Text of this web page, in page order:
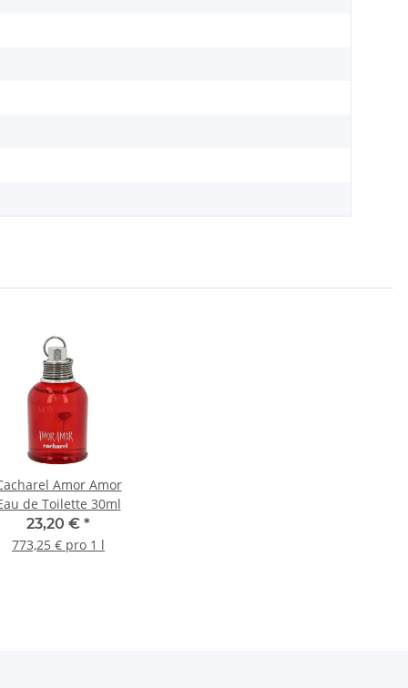
Amor Amor
de Toilette 30ml
23,20 € *
773,25 € pro 1 l